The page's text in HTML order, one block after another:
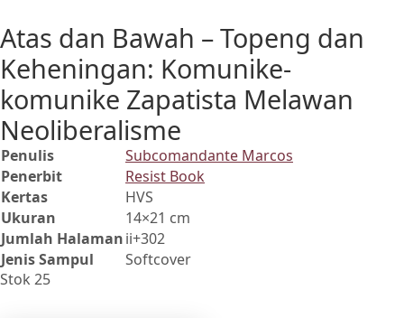
Atas dan Bawah – Topeng dan
Keheningan: Komunike-
komunike Zapatista Melawan
Neoliberalisme
Penulis
Subcomandante Marcos
Penerbit
Resist Book
Kertas
HVS
Ukuran
14×21 cm
Jumlah Halamanii+302
Jenis Sampul
Softcover
Stok 25